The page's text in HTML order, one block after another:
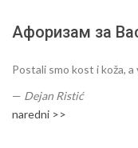
Афоризам за
Postali smo kost i koža,
— Dejan Ristić
naredni >>